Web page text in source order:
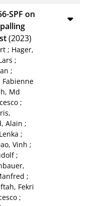
SPF on
(2023)
; Hager,
;
;
Fabienne
Md
;
Alain ;
;
Vinh ;
;
;
Fekri
;